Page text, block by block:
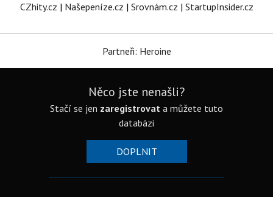
CZhity.cz | Našepeníze.cz | Srovnám.cz | StartupInsider.cz
Partneři: Heroine
Něco jste nenašli?
Stačí se jen zaregistrovat a můžete tuto
databázi
DOPLNIT